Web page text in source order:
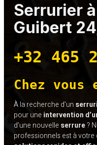
Serrurier
Guibert
+32 465
Chez vous
À la recherche d’un
pour une intervention
d’une nouvelle serrure?
professionnels est à